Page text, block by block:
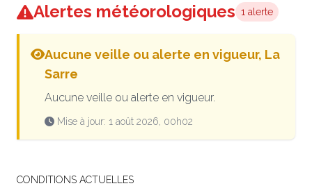
Alertes météorologiques 1 alerte
Aucune veille ou alerte en vigueur, La
Sarre
Aucune veille ou alerte en vigueur.
Mise à jour: 1 août 2026, 00h02
CONDITIONS ACTUELLES